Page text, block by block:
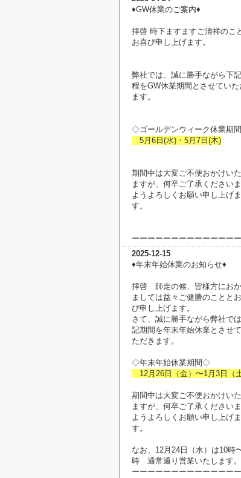
♦︎GW休業のご案内♦︎
拝啓 時下ますますご清祥のこ
お喜び申し上げます。
弊社では、誠に勝手ながら下
程をGW休業期間とさせていた
ます。
◇ゴールデンウィーク休業期
5月6日(水)・5月7日(木)
期間中は大変ご不便おかけい
ますが、何卒ご了承ください
ようよろしくお願い申し上げま
す。
ーーーーーーーーーーーーー
2025-12-15
♦︎年末年始休業のお知らせ♦︎
拝啓 師走の候、皆様方にお
ましては益々ご健勝のことと
び申し上げます。
さて、誠に勝手ながら弊社で
記期間を年末年始休業とさせ
ただきます。
◇年末年始休業期間◇
12月26日（金）〜1月3日（
期間中は大変ご不便おかけい
ますが、何卒ご了承ください
ようよろしくお願い申し上げま
す。
なお、12月24日（水）は10時
時 通常通り営業いたします。
ーーーーーーーーーーーーー